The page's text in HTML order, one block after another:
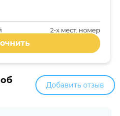
2-x мест. номер
Добавить отзыв